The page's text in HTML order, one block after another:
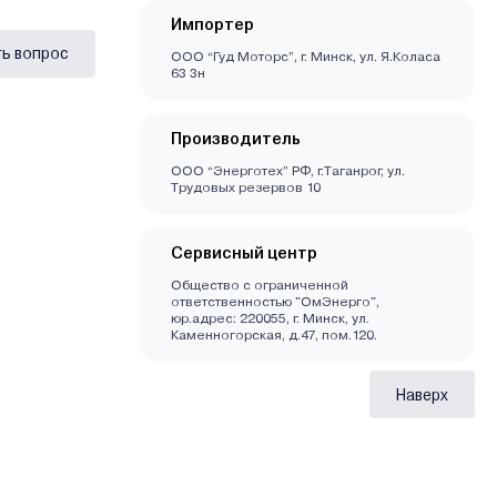
вопрос
Импортер
ООО “Гуд Моторс”, г. Минск, ул. Я.Коласа
63 3н
Производитель
OОО “Энерготех” РФ, г.Таганрог, ул.
Трудовых резервов 10
Сервисный центр
Общество с ограниченной
ответственностью "ОмЭнерго",
юр.адрес: 220055, г. Минск, ул.
Каменногорская, д.47, пом.120.
Наверх